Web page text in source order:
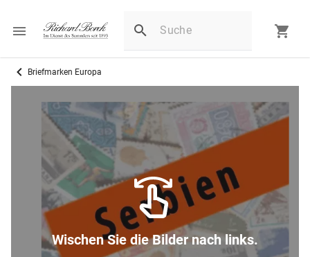
Briefmarken Europa
Wischen Sie die Bilder nach links.